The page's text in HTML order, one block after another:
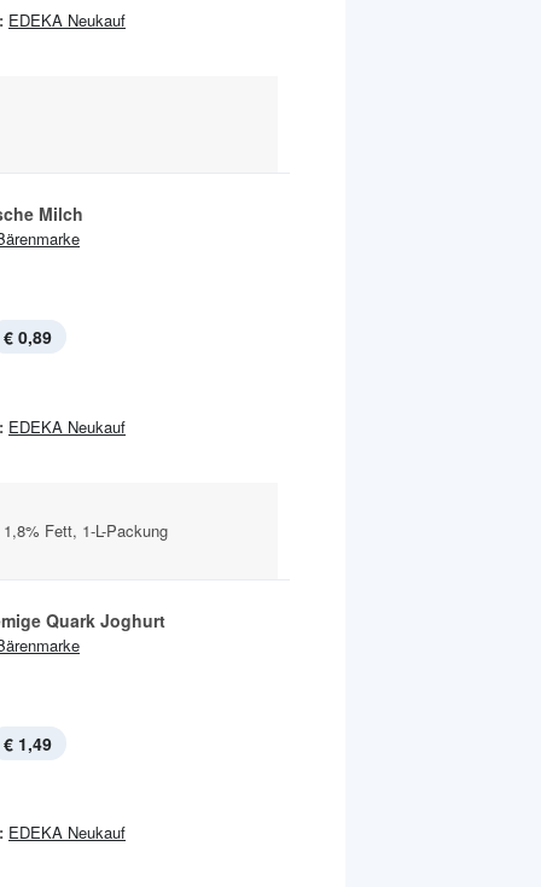
EDEKA Neukauf
Milch
€ 0,89
EDEKA Neukauf
Fett, 1-L-Packung
Quark Joghurt
€ 1,49
EDEKA Neukauf